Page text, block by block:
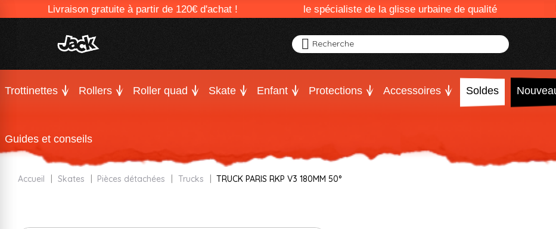
Livraison gratuite à partir de 120€ d'achat ! le spécialiste de la glisse urbaine de qualité
Recherche
Trottinettes Rollers Roller quad Skate Enfant Protections Accessoires Soldes
Guides et conseils
Accueil Skates Pièces détachées Trucks TRUCK PARIS RKP V3 180MM 50°